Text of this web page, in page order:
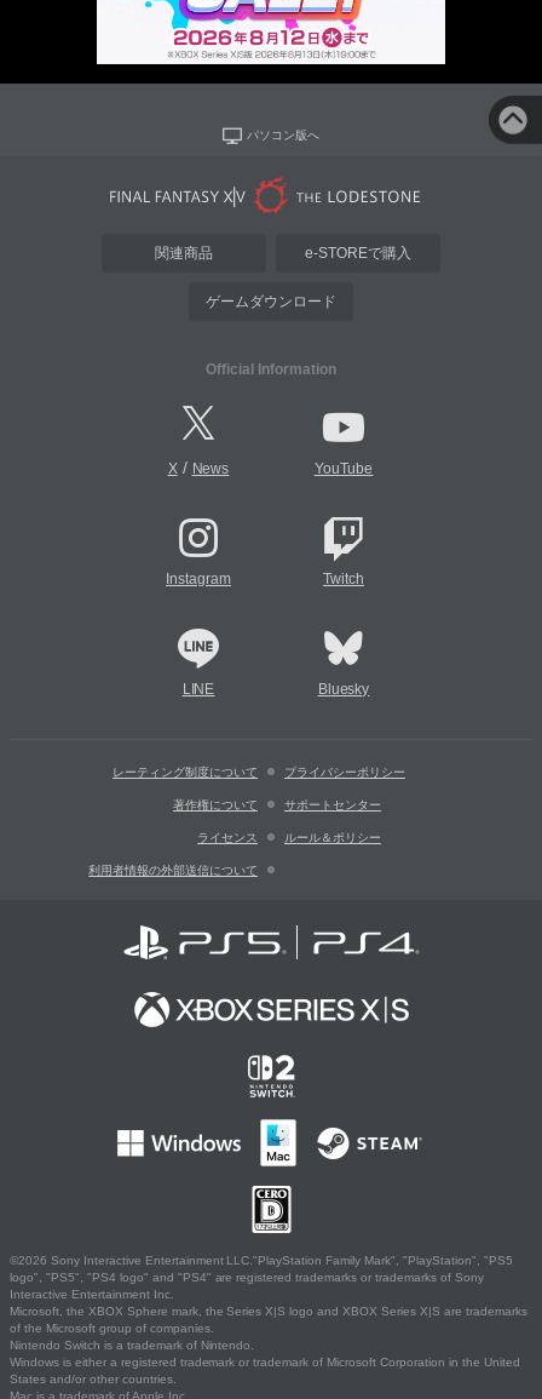
パソコン版へ
関連商品 e-STOREで購入
ゲームダウンロード
Official Information
X/ News YouTube
Instagram Twitch
LINE Bluesky
レーティング制度について プライバシーポリシー
著作権について サポートセンター
ライセンス ルール＆ポリシー
利用者情報の外部送信について
©2026 Sony Interactive Entertainment LLC."PlayStation Family Mark", "PlayStation", "PS5
logo", "PS5", "PS4 logo" and "PS4" are registered trademarks or trademarks of Sony
Interactive Entertainment Inc.
Microsoft, the XBOX Sphere mark, the Series X|S logo and XBOX Series X|S are trademarks
of the Microsoft group of companies.
Nintendo Switch is a trademark of Nintendo.
Windows is either a registered trademark or trademark of Microsoft Corporation in the United
States and/or other countries.
Mac is a trademark of Apple Inc.